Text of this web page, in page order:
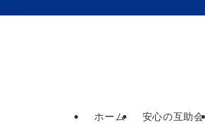
ホーム 安心の互助会